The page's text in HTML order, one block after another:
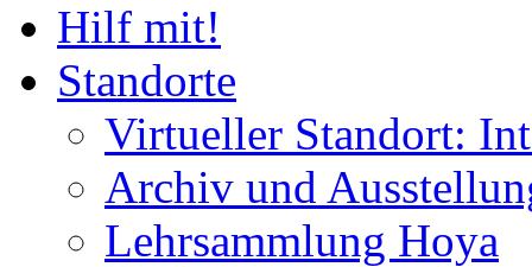
Hilf mit!
Standorte
Virtueller Standort:
Archiv und
Lehrsammlung Hoya